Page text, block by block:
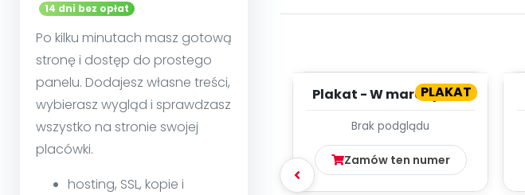
14 dni bez opłat
Po kilku minutach masz gotową
stronę i dostęp do prostego
panelu. Dodajesz własne treści,
wybierasz wygląd i sprawdzasz
wszystko na stronie swojej
placówki.
hosting, SSL, kopie i
PLAKAT
Plakat - W marcu jak w
Brak podglądu
Zamów ten numer